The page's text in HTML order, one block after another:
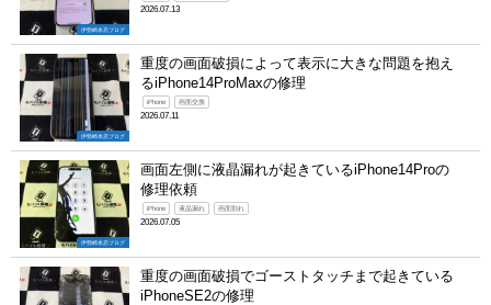
伊勢崎本店ブログ
2026.07.13
伊勢崎本店ブログ
重度の画面破損によって表示に大きな問題を抱え
るiPhone14ProMaxの修理
iPhone 画面交換
2026.07.11
伊勢崎本店ブログ
画面左側に液晶漏れが起きているiPhone14Proの
修理依頼
iPhone 液晶漏れ 画面割れ
2026.07.05
重度の画面破損でゴーストタッチまで起きている
iPhoneSE2の修理